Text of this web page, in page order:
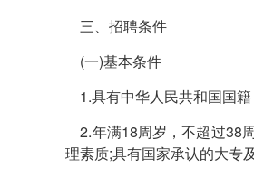
三、招聘条件
(一)基本条件
1.具有中华人民共和国国
2.年满18周岁，不超过38
理素质;具有国家承认的大专